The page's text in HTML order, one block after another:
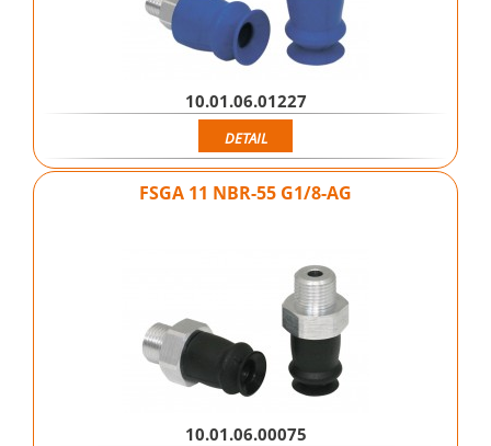
10.01.06.01227
DETAIL
FSGA 11 NBR-55 G1/8-AG
10.01.06.00075